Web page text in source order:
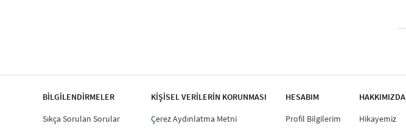
BİLGİLENDİRMELER
Sıkça Sorulan Sorular
KİŞİSEL VERİLERİN KORUNMASI
Çerez Aydınlatma Metni
HESABIM
Profil Bilgilerim
HAKKIMIZDA
Hikayemiz